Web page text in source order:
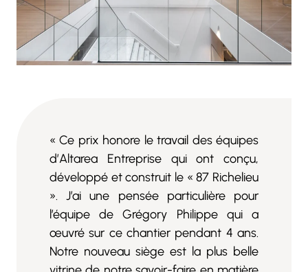
« Ce prix honore le travail des équipes
d’Altarea Entreprise qui ont conçu,
développé et construit le « 87 Richelieu
». J’ai une pensée particulière pour
l’équipe de Grégory Philippe qui a
œuvré sur ce chantier pendant 4 ans.
Notre nouveau siège est la plus belle